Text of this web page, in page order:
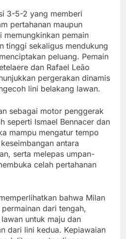
3-5-2 yang memberi
pertahanan maupun
memungkinkan pemain
tinggi sekaligus mendukung
peluang. Pemain
dan Rafael Leão
pergerakan dinamis
lini belakang lawan.
sebagai motor penggerak
seperti Ismael Bennacer dan
mampu mengatur tempo
antara
serta melepas umpan-
celah pertahanan
bahwa Milan
dari tengah,
untuk maju dan
dari lini kedua. Kepiawaian